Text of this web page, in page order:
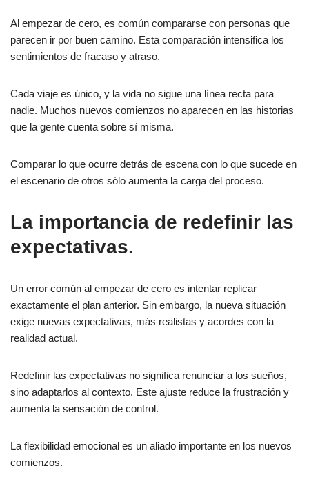
Al empezar de cero, es común compararse con personas que
parecen ir por buen camino. Esta comparación intensifica los
sentimientos de fracaso y atraso.
Cada viaje es único, y la vida no sigue una línea recta para
nadie. Muchos nuevos comienzos no aparecen en las historias
que la gente cuenta sobre sí misma.
Comparar lo que ocurre detrás de escena con lo que sucede en
el escenario de otros sólo aumenta la carga del proceso.
La importancia de redefinir las
expectativas.
Un error común al empezar de cero es intentar replicar
exactamente el plan anterior. Sin embargo, la nueva situación
exige nuevas expectativas, más realistas y acordes con la
realidad actual.
Redefinir las expectativas no significa renunciar a los sueños,
sino adaptarlos al contexto. Este ajuste reduce la frustración y
aumenta la sensación de control.
La flexibilidad emocional es un aliado importante en los nuevos
comienzos.